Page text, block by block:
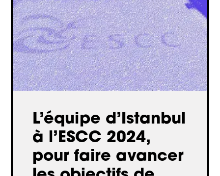
L’équipe d’Istanbul
à l’ESCC 2024,
pour faire avancer